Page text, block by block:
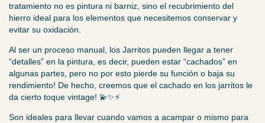
tratamiento no es pintura ni barniz, sino el recubrimiento del
hierro ideal para los elementos que necesitemos conservar y
evitar su oxidación.
Al ser un proceso manual, los Jarritos pueden llegar a tener
“detalles” en la pintura, es decir, pueden estar “cachados” en
algunas partes, pero no por esto pierde su función o baja su
rendimiento! De hecho, creemos que el cachado en los jarritos le
da cierto toque vintage! 💫✨⚡️
Son ideales para llevar cuando vamos a acampar o mismo para